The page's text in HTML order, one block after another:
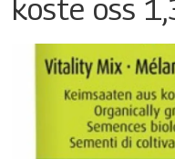
koste oss